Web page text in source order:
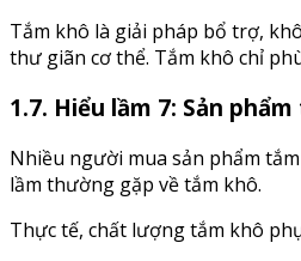
Tắm khô là giải pháp bổ trợ,
thư giãn cơ thể. Tắm khô chỉ
1.7. Hiểu lầm 7: Sản
Nhiều người mua sản phẩm
lầm thường gặp về tắm khô.
Thực tế, chất lượng tắm khô